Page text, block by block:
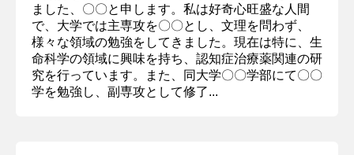
ました、〇〇と申します。私は好奇心旺盛な人間
で、大学では主専攻を〇〇とし、文理を問わず、
様々な領域の勉強をしてきました。現在は特に、生
命科学の領域に興味を持ち、認知症治療薬関連の研
究を行っています。また、同大学〇〇学部にて〇〇
学を勉強し、副専攻として修了...